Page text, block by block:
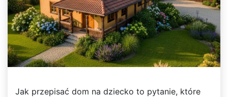
Jak przepisać dom na dziecko to pytanie, które